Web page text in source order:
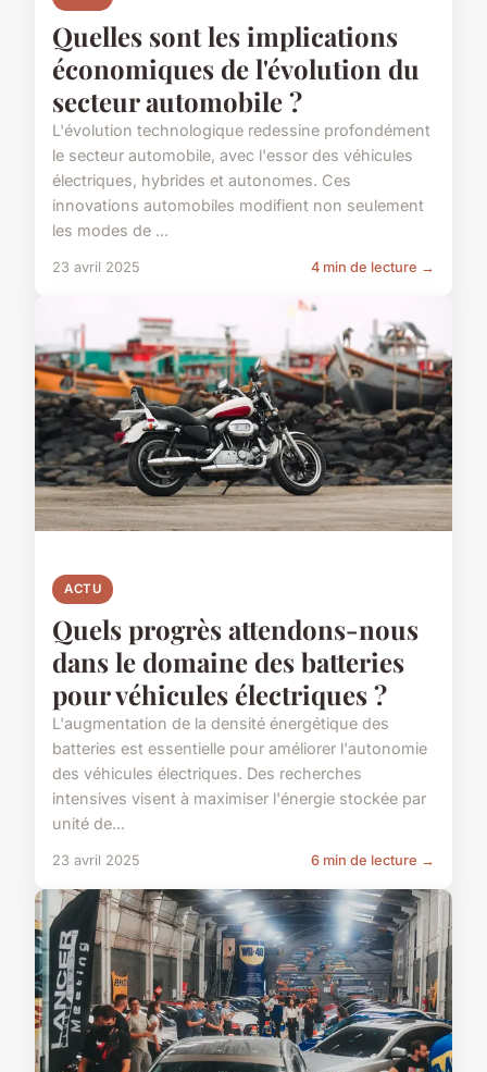
Quelles sont les implications
économiques de l'évolution du
secteur automobile ?
L'évolution technologique redessine profondément
le secteur automobile, avec l'essor des véhicules
électriques, hybrides et autonomes. Ces
innovations automobiles modifient non seulement
les modes de ...
23 avril 2025 4 min de lecture →
ACTU
Quels progrès attendons-nous
dans le domaine des batteries
pour véhicules électriques ?
L'augmentation de la densité énergétique des
batteries est essentielle pour améliorer l'autonomie
des véhicules électriques. Des recherches
intensives visent à maximiser l'énergie stockée par
unité de...
23 avril 2025 6 min de lecture →